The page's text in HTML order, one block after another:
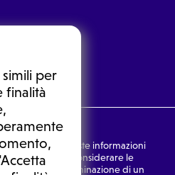
per
finalità
caso, queste informazioni
Non si devono considerare le
la determinazione di un